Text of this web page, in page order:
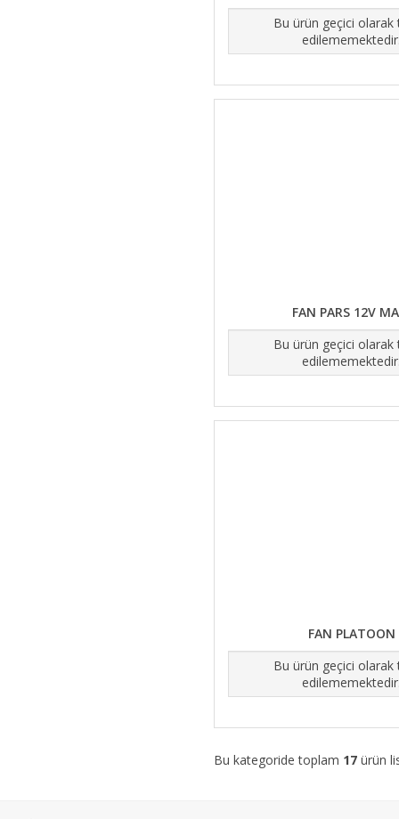
Bu ürün geçici olarak
FAN PARS 12V
Bu ürün geçici olarak
FAN PLATOON
Bu ürün geçici olarak
Bu kategoride toplam 17 ürün